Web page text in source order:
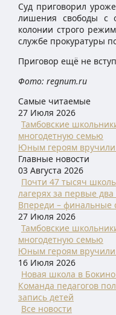
Суд приговорил
лишения свободы с
колонии строго
службе прокуратуры
Приговор ещё не
Фото: regnum.ru
Самые читаемые
27 Июля 2026
Тамбовские
многодетную семью
Юным героям
Главные новости
03 Августа 2026
Почти 47 тысяч
лагерях за первые
Впереди – финальные
27 Июля 2026
Тамбовские
многодетную семью
Юным героям
16 Июля 2026
Новая школа в Бокино
Команда педагогов
запись детей
Все новости